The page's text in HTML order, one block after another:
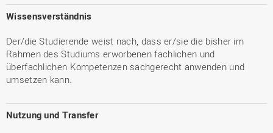
Wissensverständnis
Der/die Studierende weist nach, dass er/sie die bisher im
Rahmen des Studiums erworbenen fachlichen und
überfachlichen Kompetenzen sachgerecht anwenden und
umsetzen kann.
Nutzung und Transfer